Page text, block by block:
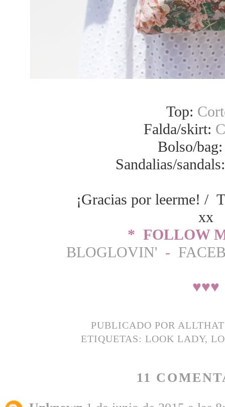
Top:
Falda/skirt:
Bolso/
Sandalias/
¡Gracias por leerme! /
xx
* FOLLOW
BLOGLOVIN' -
♥♥♥
PUBLICADO POR
ETIQUETAS: LOOK LADY,
11